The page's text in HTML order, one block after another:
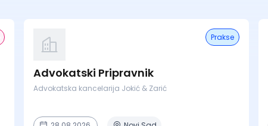
Prakse
Advokatski Pripravnik
Advokatska kancelarija Jokić & Zarić